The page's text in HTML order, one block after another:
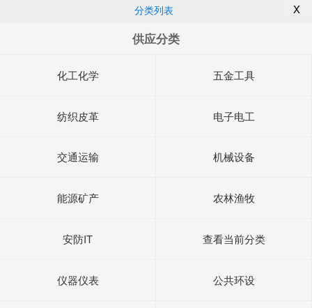
分类列表 X
供应分类
化工化学 五金工具
纺织皮革 电子电工
交通运输 机械设备
能源矿产 农林渔牧
安防IT 查看当前分类
仪器仪表 公共环设